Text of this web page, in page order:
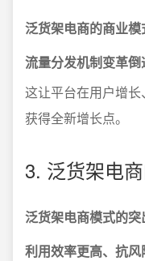
泛货架电商的商业模
流量分发机制变革倒
这让平台在用户增
获得全新增长点。
3. 泛货架电
泛货架电商模式的
利用效率更高、抗风